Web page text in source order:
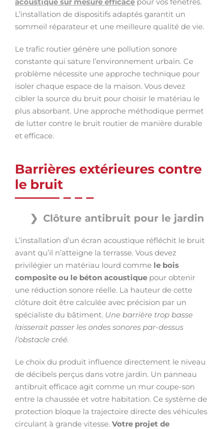
L’installation de dispositifs adaptés garantit un
sommeil réparateur et une meilleure qualité de vie.
Le trafic routier génère une pollution sonore
constante qui sature l’environnement urbain. Ce
problème nécessite une approche technique pour
isoler chaque espace de la maison. Vous devez
cibler la source du bruit pour choisir le matériau le
plus absorbant. Une approche méthodique permet
de lutter contre le bruit routier de manière durable
et efficace.
Barrières extérieures contre
le bruit
Clôture antibruit pour le jardin
L’installation d’un écran acoustique réfléchit le bruit
avant qu’il n’atteigne la terrasse. Vous devez
privilégier un matériau lourd comme le bois
composite ou le béton acoustique pour obtenir
une réduction sonore réelle. La hauteur de cette
clôture doit être calculée avec précision par un
spécialiste du bâtiment. Une barrière trop basse
laisserait passer les ondes sonores par-dessus
l’obstacle créé.
Le choix du produit influence directement le niveau
de décibels perçus dans votre jardin. Un panneau
antibruit efficace agit comme un mur coupe-son
entre la chaussée et votre habitation. Ce système de
protection bloque la trajectoire directe des véhicules
circulant à grande vitesse. Votre projet de